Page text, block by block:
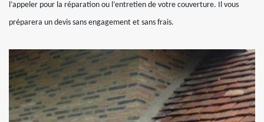
l’appeler pour la réparation ou l’entretien de votre couverture. Il vous
préparera un devis sans engagement et sans frais.